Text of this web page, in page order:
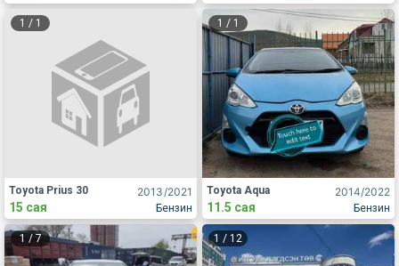
1 / 1
2013 /2021
Бензин
Toyota Prius 30
15 сая
1 / 1
2014/2022
Бензин
Toyota Aqua
11.5 сая
1 /7 1 / 12